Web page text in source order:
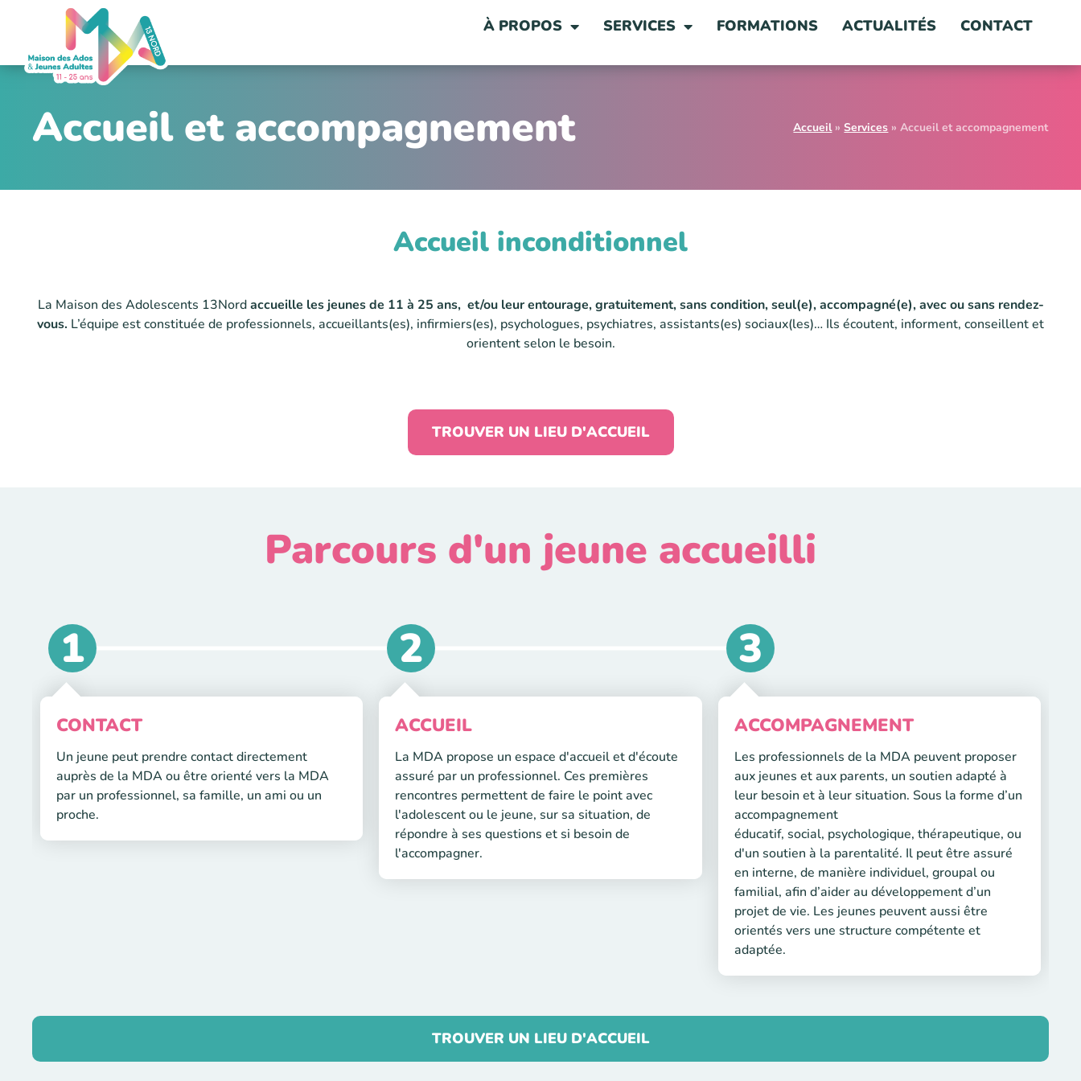
À PROPOS SERVICES FORMATIONS ACTUALITÉS CONTACT
Accueil et accompagnement Accueil»Services »Accueil et accompagnement
Accueil inconditionnel
La Maison des Adolescents 13Nordaccueille les jeunes de 11 à 25 ans, et/ou leur entourage, gratuitement, sans condition, seul(e), accompagné(e), avec ou sans rendez-
vous. L’équipe est constituée de professionnels, accueillants(es), infirmiers(es), psychologues, psychiatres, assistants(es) sociaux(les)… Ils écoutent, informent, conseillent et
orientent selon le besoin.
TROUVER UN LIEU D'ACCUEIL
Parcours d'un jeune accueilli
1
2 3
CONTACT
Un jeune peut prendre contact directement
auprès de la MDA ou être orienté vers la MDA
par un professionnel, sa famille, un ami ou un
proche.
ACCUEIL
La MDA propose un espace d'accueil et d'écoute
assuré par un professionnel. Ces premières
rencontres permettent de faire le point avec
l'adolescent ou le jeune, sur sa situation, de
répondre à ses questions et si besoin de
l'accompagner.
ACCOMPAGNEMENT
Les professionnels de la MDA peuvent proposer
aux jeunes et aux parents, un soutien adapté à
leur besoin et à leur situation. Sous la forme d’un
accompagnement
éducatif, social, psychologique, thérapeutique, ou
d'un soutien à la parentalité. Il peut être assuré
en interne, de manière individuel, groupal ou
familial, afin d’aider au développement d’un
projet de vie. Les jeunes peuvent aussi être
orientés vers une structure compétente et
adaptée.
TROUVER UN LIEU D'ACCUEIL